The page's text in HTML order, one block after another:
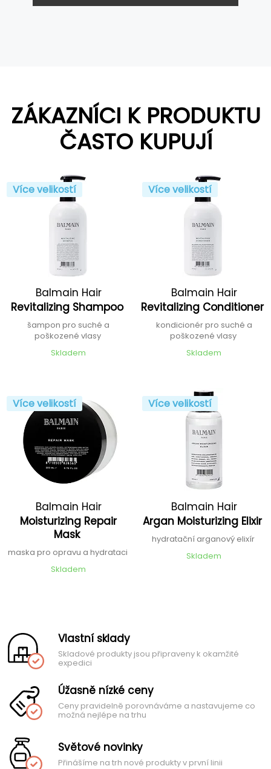
ZÁKAZNÍCI K PRODUKTU
ČASTO KUPUJÍ
Více velikostí
Balmain Hair
Revitalizing Shampoo
šampon pro suché a
poškozené vlasy
Skladem
Více velikostí
Balmain Hair
Revitalizing Conditioner
kondicionér pro suché a
poškozené vlasy
Skladem
Více velikostí
Balmain Hair
Moisturizing Repair
Mask
maska pro opravu a hydrataci
Skladem
Více velikostí
Balmain Hair
Argan Moisturizing Elixir
hydratační arganový elixír
Skladem
Vlastní sklady
Skladové produkty jsou připraveny k okamžité
expedici
Úžasně nízké ceny
Ceny pravidelně porovnáváme a nastavujeme co
možná nejlépe na trhu
Světové novinky
Přinášíme na trh nové produkty v první linii